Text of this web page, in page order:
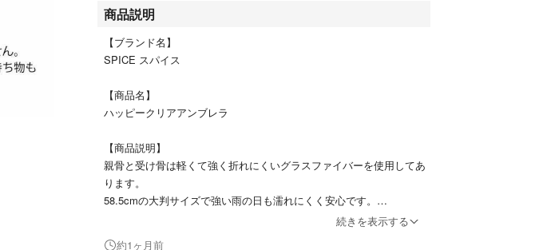
商品説明
【ブランド名】
SPICE スパイス
【商品名】
ハッピークリアアンブレラ
【商品説明】
親骨と受け骨は軽くて強く折れにくいグラスファイバーを使用してあ
ります。
58.5cmの大判サイズで強い雨の日も濡れにくく安心です。
続きを表示する
約1ヶ月前